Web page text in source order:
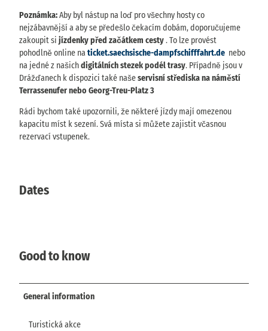
Poznámka:Aby byl nástup na loď pro všechny hosty co
nejzábavnější a aby se předešlo čekacím dobám, doporučujeme
zakoupit si jízdenky před začátkem cesty. To lze provést
pohodlně online naticket.saechsische-dampfschifffahrt.de nebo
na jedné z našichdigitálních stezek podél trasy. Případně jsou v
Drážďanech k dispozici také našeservisní střediska na náměstí
Terrassenufer nebo Georg-Treu-Platz 3
Rádi bychom také upozornili, že některé jízdy mají omezenou
kapacitu míst k sezení. Svá místa si můžete zajistit včasnou
rezervací vstupenek.
Dates
Good to know
General information
Turistická akce